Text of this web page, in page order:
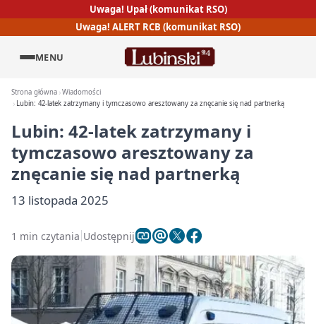
Uwaga! Upał (komunikat RSO)
Uwaga! ALERT RCB (komunikat RSO)
MENU
Strona główna Wiadomości
Lubin: 42-latek zatrzymany i tymczasowo aresztowany za znęcanie się nad partnerką
Lubin: 42-latek zatrzymany i
tymczasowo aresztowany za
znęcanie się nad partnerką
13 listopada 2025
1 min czytania Udostępnij